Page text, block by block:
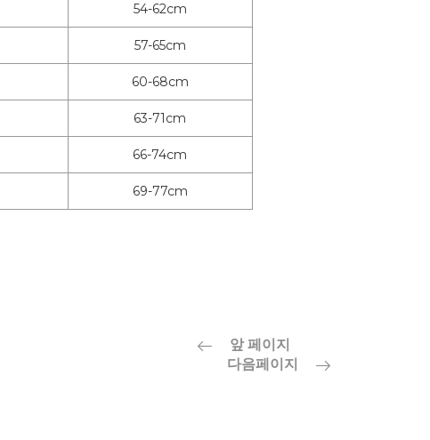
54-62cm
57-65cm
60-68cm
63-71cm
66-74cm
69-77cm
앞 페이지
다음페이지